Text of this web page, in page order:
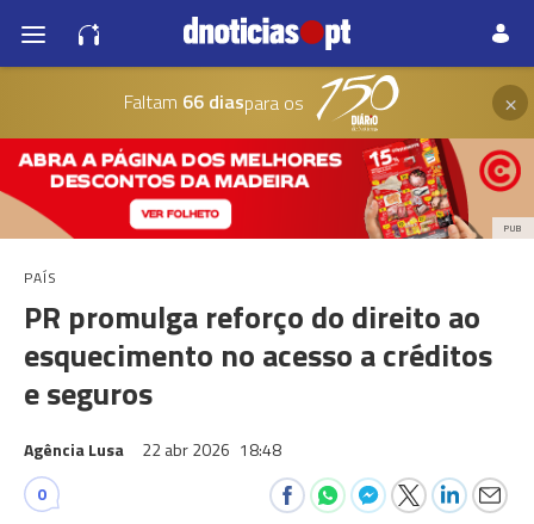
Faltam 66 diaspara os ×
PUB
PAÍS
PR promulga reforço do direito ao
esquecimento no acesso a créditos
e seguros
Agência Lusa 22 abr 2026 18:48
0